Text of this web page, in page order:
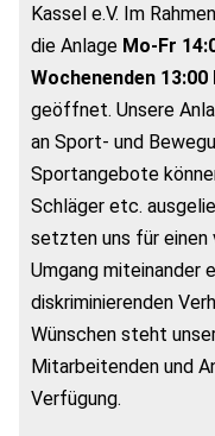
Kassel e.V. Im
die Anlage Mo-Fr
Wochenenden 13:00
geöffnet. Unsere
an Sport- und
Sportangebote
Schläger etc.
setzten uns für
Umgang miteinander
diskriminierenden
Wünschen steht
Mitarbeitenden und
Verfügung.